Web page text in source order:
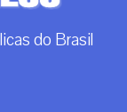
do Brasil